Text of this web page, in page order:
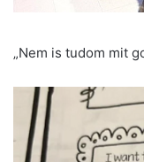
„Nem is tudom mit